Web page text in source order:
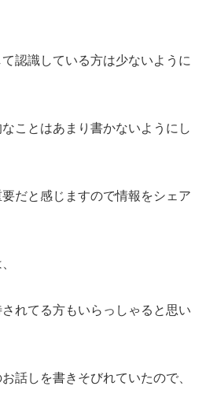
認識している方は少ないように
ことはあまり書かないようにし
だと感じますので情報をシェア
れてる方もいらっしゃると思い
話しを書きそびれていたので、